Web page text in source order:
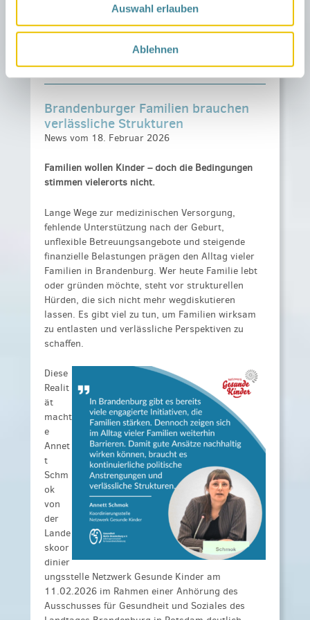
Auswahl erlauben
Ablehnen
entspannt Fußball und passt gut auf Euch & eure
Kids auf
Brandenburger Familien brauchen
verlässliche Strukturen
News vom 18. Februar 2026
Familien wollen Kinder – doch die Bedingungen
stimmen vielerorts nicht.
Lange Wege zur medizinischen Versorgung,
fehlende Unterstützung nach der Geburt,
unflexible Betreuungsangebote und steigende
finanzielle Belastungen prägen den Alltag vieler
Familien in Brandenburg. Wer heute Familie lebt
oder gründen möchte, steht vor strukturellen
Hürden, die sich nicht mehr wegdiskutieren
lassen. Es gibt viel zu tun, um Familien wirksam
zu entlasten und verlässliche Perspektiven zu
schaffen.
Diese
Realit
ät
macht
e
Annet
t
Schm
ok
von
der
Lande
skoor
dinier
ungsstelle Netzwerk Gesunde Kinder am
11.02.2026 im Rahmen einer Anhörung des
Ausschusses für Gesundheit und Soziales des